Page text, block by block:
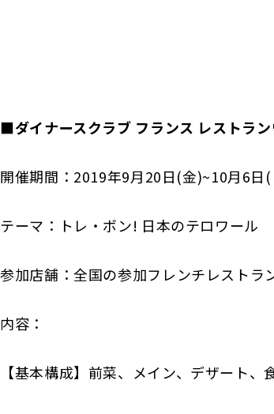
■ダイナースクラブ フランス レストラ
開催期間：2019年9月20日(金)~10月6日
テーマ：トレ・ボン! 日本のテロワール
参加店舗：全国の参加フレンチレストラ
内容：
【基本構成】前菜、メイン、デザート、